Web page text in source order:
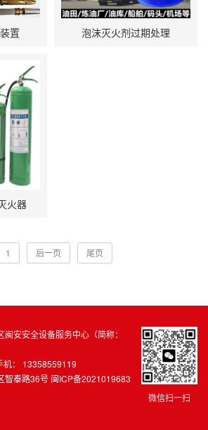
置 泡沫灭火剂过期处理
火器
1 后一页 尾页
微信扫一扫
安安全设备服务中心（简称：
机： 13358559119
智泰路36号 闽ICP备2021019683